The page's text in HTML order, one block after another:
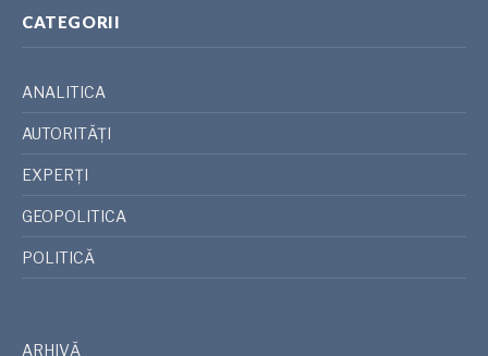
CATEGORII
ANALITICA
AUTORITĂȚI
EXPERȚI
GEOPOLITICA
POLITICĂ
ARHIVĂ